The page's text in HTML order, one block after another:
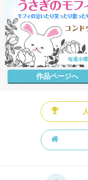
毎週水
作品ページへ